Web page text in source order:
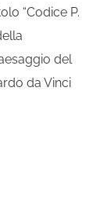
“Codice P.
del
da Vinci